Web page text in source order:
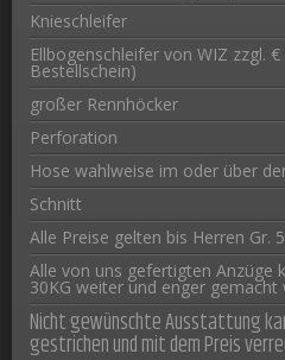
Knieschleifer
Ellbogenschleifer von WIZ zzgl.
Bestellschein)
großer Rennhöcker
Perforation
Hose wahlweise im oder über
Schnitt
Alle Preise gelten bis Herren Gr.
Alle von uns gefertigten Anzüge
30KG weiter und enger gemacht
Nicht gewünschte Ausstattung
gestrichen und mit dem Preis